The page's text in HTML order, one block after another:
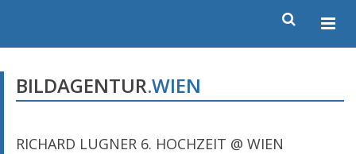
BILDAGENTUR.WIEN
RICHARD LUGNER 6. HOCHZEIT @ WIEN